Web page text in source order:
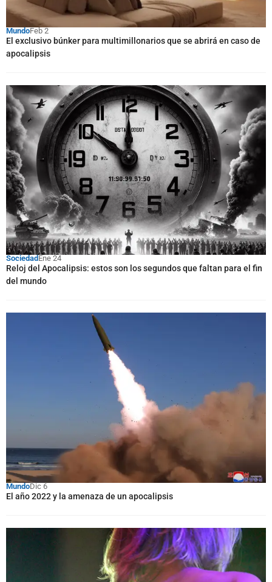
MundoFeb 2
El exclusivo búnker para multimillonarios que se abrirá en caso de
apocalipsis
Sociedad Ene 24
Reloj del Apocalipsis: estos son los segundos que faltan para el fin
del mundo
MundoDic 6
El año 2022 y la amenaza de un apocalipsis